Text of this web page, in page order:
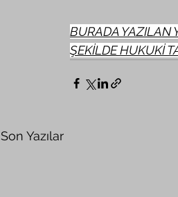
BURADA YAZILAN
ŞEKİLDE HUKUKİ
Son Yazılar